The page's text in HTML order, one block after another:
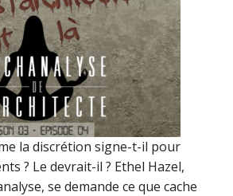
la discrétion signe-t-il pour
? Le devrait-il ? Ethel Hazel,
se demande ce que cache